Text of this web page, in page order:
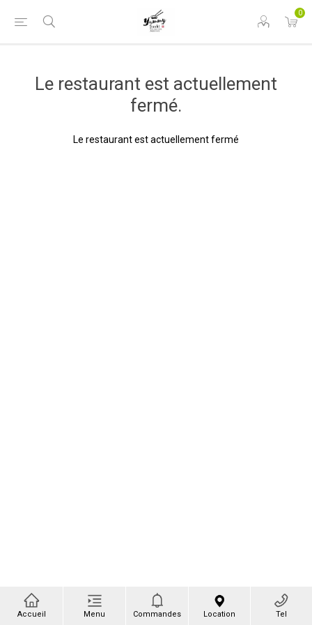
0
Le restaurant est actuellement
fermé.
Le restaurant est actuellement fermé
Accueil Menu Commandes Location Tel